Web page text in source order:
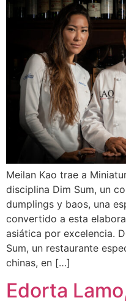
Meilan Kao trae a
disciplina Dim Sum, un
dumplings y baos, una
convertido a esta
asiática por excelencia.
Sum, un restaurante
chinas, en […]
Edorta